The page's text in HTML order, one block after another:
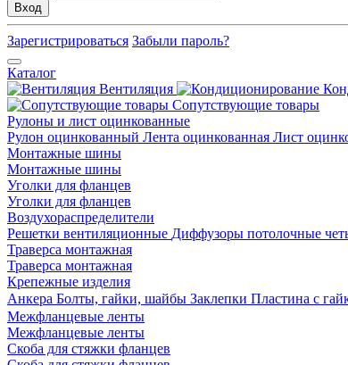
Вход
Зарегистрироваться Забыли пароль?
Каталог
Вентиляция
Сопутствующие товары
Рулоны и лист оцинкованные
Рулон оцинкованный Лента оцинкованная Лист
Монтажные шины
Монтажные шины
Уголки для фланцев
Уголки для фланцев
Воздухораспределители
Решетки вентиляционные Диффузоры потолочные
Траверса монтажная
Траверса монтажная
Крепежные изделия
Анкера Болты, гайки, шайбы Заклепки Пластина с
Межфланцевые ленты
Межфланцевые ленты
Скоба для стяжки фланцев